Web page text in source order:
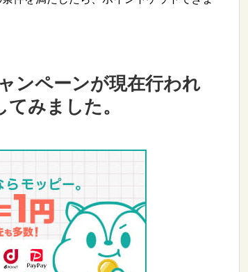
ンペーンが現在行われ
みました。